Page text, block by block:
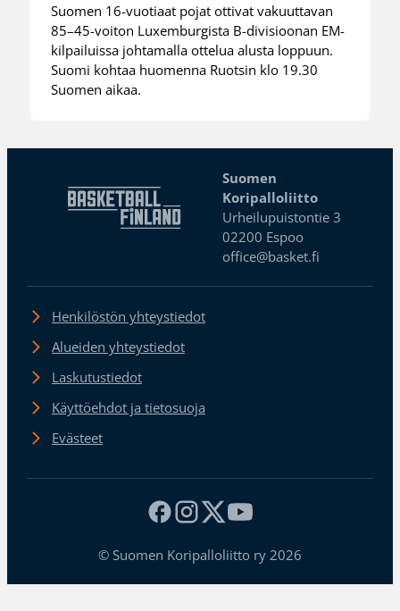
Suomen 16-vuotiaat pojat ottivat vakuuttavan
85–45-voiton Luxemburgista B-divisioonan EM-
kilpailuissa johtamalla ottelua alusta loppuun.
Suomi kohtaa huomenna Ruotsin klo 19.30
Suomen aikaa.
Suomen
Koripalloliitto
Urheilupuistontie 3
02200 Espoo
office@basket.fi
Henkilöstön yhteystiedot
Alueiden yhteystiedot
Laskutustiedot
Käyttöehdot ja tietosuoja
Evästeet
© Suomen Koripalloliitto ry 2026